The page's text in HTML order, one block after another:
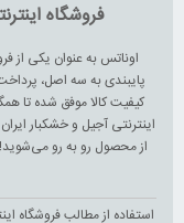
فروشگاه
اوناتس به عنوان یکی از
کیفیت کالا موفق شده تا
اینترنتی آجیل و خشکبار
از محصول رو به رو
استفاده از مطالب فروشگاه